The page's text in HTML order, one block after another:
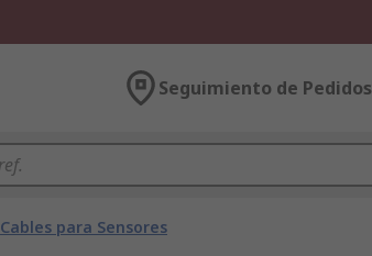
Seguimiento de Pedidos
Cables para Sensores